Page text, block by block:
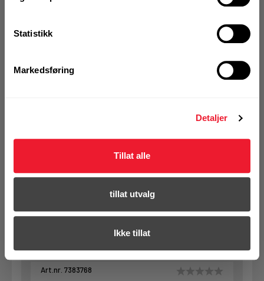
Statistikk
Markedsføring
Detaljer
Tillat alle
tillat utvalg
Ikke tillat
Art.nr. 7304912
registrer deg for å
Art.nr. 7383768